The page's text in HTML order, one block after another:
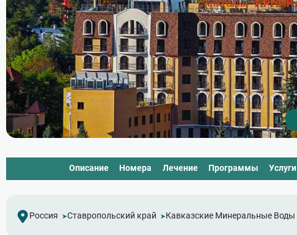
Описание Номера Лечение Программы Услуги
Россия Ставропольский край Кавказские Минеральные Воды